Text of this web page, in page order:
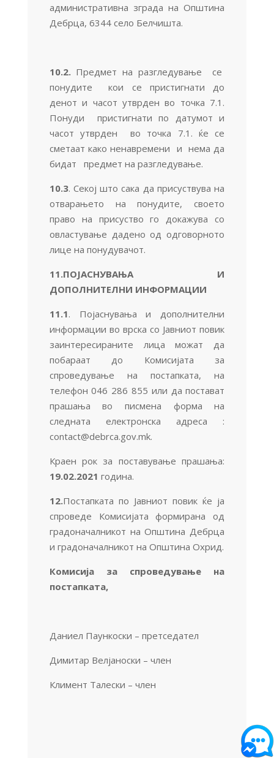
административна зграда на Општина
Дебрца, 6344 село Белчишта.
10.2.Предмет на разгледување се
понудите кои се пристигнати до
денот и часот утврден во точка 7.1.
Понуди пристигнати по датумот и
часот утврден во точка 7.1. ќе се
сметаат како ненавремени и нема да
бидат предмет на разгледување.
10.3. Секој што сака да присуствува на
отварањето на понудите, своето
право на присуство го докажува со
овластување дадено од одговорното
лице на понудувачот.
11.ПОЈАСНУВАЊА И
ДОПОЛНИТЕЛНИ ИНФОРМАЦИИ
11.1. Појаснувања и дополнителни
информации во врска со Јавниот повик
заинтересираните лица можат да
побараат до Комисијата за
спроведување на постапката, на
телефон 046 286 855 или да постават
прашања во писмена форма на
следната електронска адреса :
contact@debrca.gov.mk.
Краен рок за поставување прашања:
19.02.2021 година.
12.Постапката по Јавниот повик ќе ја
спроведе Комисијата формирана од
градоначалникот на Општина Дебрца
и градоначалникот на Општина Охрид.
Комисија за спроведување на
постапката,
Даниел Паункоски – претседател
Димитар Велјаноски – член
Климент Талески – член